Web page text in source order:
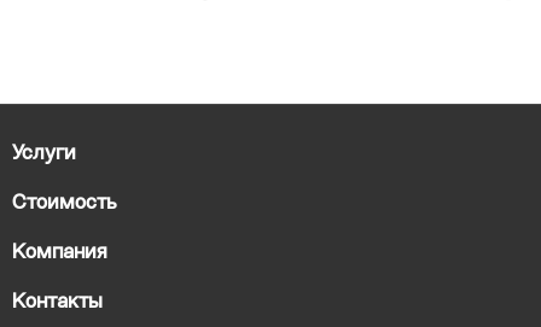
Услуги
Стоимость
Компания
Контакты